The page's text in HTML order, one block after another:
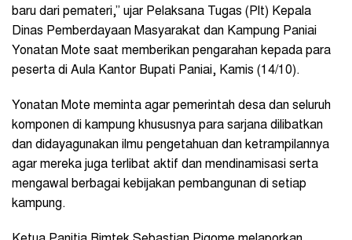
baru dari pemateri,” ujar Pelaksana Tugas (Plt) Kepala
Dinas Pemberdayaan Masyarakat dan Kampung Paniai
Yonatan Mote saat memberikan pengarahan kepada para
peserta di Aula Kantor Bupati Paniai, Kamis (14/10).
Yonatan Mote meminta agar pemerintah desa dan seluruh
komponen di kampung khususnya para sarjana dilibatkan
dan didayagunakan ilmu pengetahuan dan ketrampilannya
agar mereka juga terlibat aktif dan mendinamisasi serta
mengawal berbagai kebijakan pembangunan di setiap
kampung.